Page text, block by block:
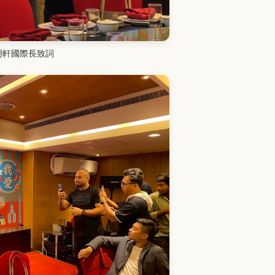
軒國際長致詞